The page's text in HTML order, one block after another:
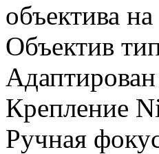
объектива
Объектив
Крепление
Ручная